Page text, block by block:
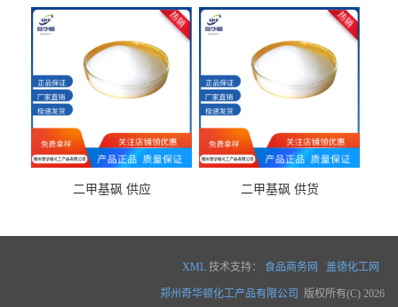
二甲基砜 供应 二甲基砜 供货
XML 技术支持： 食品商务网 盖德化工网
郑州奇华顿化工产品有限公司 版权所有(C) 2026